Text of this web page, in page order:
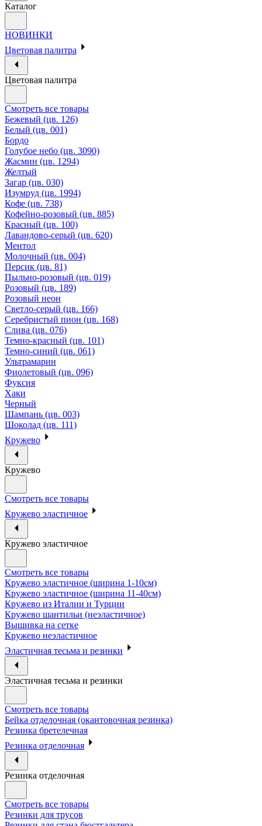
Каталог
НОВИНКИ
Цветовая палитра
Цветовая палитра
Смотреть все товары
Бежевый (цв. 126)
Белый (цв. 001)
Бордо
Голубое небо (цв. 3090)
Жасмин (цв. 1294)
Желтый
Загар (цв. 030)
Изумруд (цв. 1994)
Кофе (цв. 738)
Кофейно-розовый (цв. 885)
Красный (цв. 100)
Лавандово-серый (цв. 620)
Ментол
Молочный (цв. 004)
Персик (цв. 81)
Пыльно-розовый (цв. 019)
Розовый (цв. 189)
Розовый неон
Светло-серый (цв. 166)
Серебристый пион (цв. 168)
Слива (цв. 076)
Темно-красный (цв. 101)
Темно-синий (цв. 061)
Ультрамарин
Фиолетовый (цв. 096)
Фуксия
Хаки
Черный
Шампань (цв. 003)
Шоколад (цв. 111)
Кружево
Кружево
Смотреть все товары
Кружево эластичное
Кружево эластичное
Смотреть все товары
Кружево эластичное (ширина 1-10см)
Кружево эластичное (ширина 11-40см)
Кружево из Италии и Турции
Кружево шантильи (неэластичное)
Вышивка на сетке
Кружево неэластичное
Эластичная тесьма и резинки
Эластичная тесьма и резинки
Смотреть все товары
Бейка отделочная (окантовочная резинка)
Резинка бретелечная
Резинка отделочная
Резинка отделочная
Смотреть все товары
Резинки для трусов